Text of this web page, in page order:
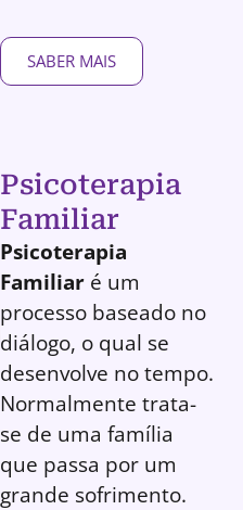
SABER MAIS
Psicoterapia
Familiar
Psicoterapia
Familiar é um
processo baseado no
diálogo, o qual se
desenvolve no tempo.
Normalmente trata-
se de uma família
que passa por um
grande sofrimento.